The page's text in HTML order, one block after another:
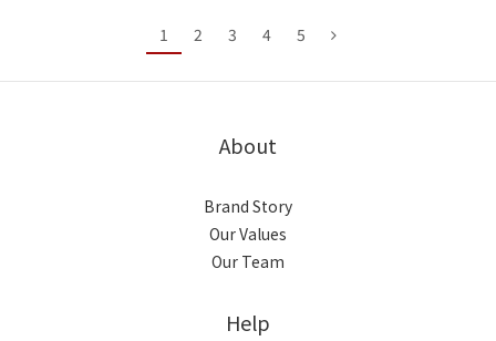
1 2 3 4 5
About
Brand Story
Our Values
Our Team
Help